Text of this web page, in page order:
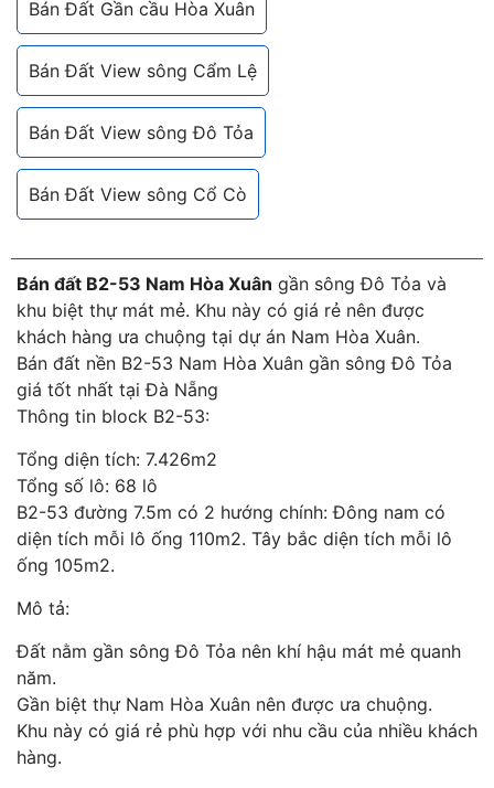
Bán Đất Gần cầu Hòa Xuân
Bán Đất View sông Cẩm Lệ
Bán Đất View sông Đô Tỏa
Bán Đất View sông Cổ Cò
Bán đất B2-53 Nam Hòa Xuân gần sông Đô Tỏa và
khu biệt thự mát mẻ. Khu này có giá rẻ nên được
khách hàng ưa chuộng tại dự án Nam Hòa Xuân.
Bán đất nền B2-53 Nam Hòa Xuân gần sông Đô Tỏa
giá tốt nhất tại Đà Nẵng
Thông tin block B2-53:
Tổng diện tích: 7.426m2
Tổng số lô: 68 lô
B2-53 đường 7.5m có 2 hướng chính: Đông nam có
diện tích mỗi lô ống 110m2. Tây bắc diện tích mỗi lô
ống 105m2.
Mô tả:
Đất nằm gần sông Đô Tỏa nên khí hậu mát mẻ quanh
năm.
Gần biệt thự Nam Hòa Xuân nên được ưa chuộng.
Khu này có giá rẻ phù hợp với nhu cầu của nhiều khách
hàng.